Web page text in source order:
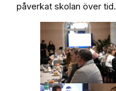
påverkat skolan över tid.